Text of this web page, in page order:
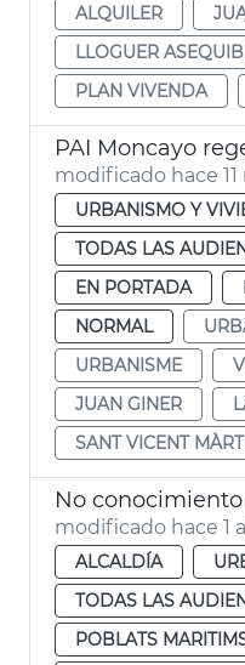
ALQUILER
LLOGUER
PLAN VIVENDA
modificado hace 11
URBANISMO Y
TODAS LAS
EN PORTADA
NORMAL
URBANISME
JUAN GINER
SANT VICENT
modificado hace 1
ALCALDÍA
TODAS LAS
POBLATS